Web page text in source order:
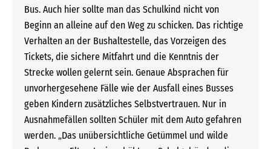
Bus. Auch hier sollte man das Schulkind nicht von
Beginn an alleine auf den Weg zu schicken. Das richtige
Verhalten an der Bushaltestelle, das Vorzeigen des
Tickets, die sichere Mitfahrt und die Kenntnis der
Strecke wollen gelernt sein. Genaue Absprachen für
unvorhergesehene Fälle wie der Ausfall eines Busses
geben Kindern zusätzliches Selbstvertrauen. Nur in
Ausnahmefällen sollten Schüler mit dem Auto gefahren
werden. „Das unübersichtliche Getümmel und wilde